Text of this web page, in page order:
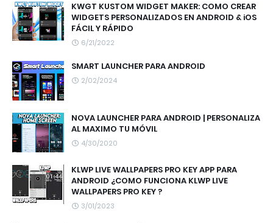
KWGT KUSTOM WIDGET MAKER: COMO CREAR
WIDGETS PERSONALIZADOS EN ANDROID & iOS
FÁCIL Y RÁPIDO
6/21/2022
SMART LAUNCHER PARA ANDROID
2/02/2024
NOVA LAUNCHER PARA ANDROID | PERSONALIZA
AL MAXIMO TU MÓVIL
4/30/2020
KLWP LIVE WALLPAPERS PRO KEY APP PARA
ANDROID ¿COMO FUNCIONA KLWP LIVE
WALLPAPERS PRO KEY ?
3/01/2023